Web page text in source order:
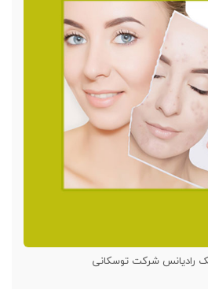
رادیانس شرکت توسکانی